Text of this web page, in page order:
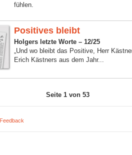
fühlen.
Positives bleibt
Holgers letzte Worte – 12/25
„Und wo bleibt das Positive, Herr
Erich Kästners aus dem Jahr...
Seite 1 von 53
Feedback